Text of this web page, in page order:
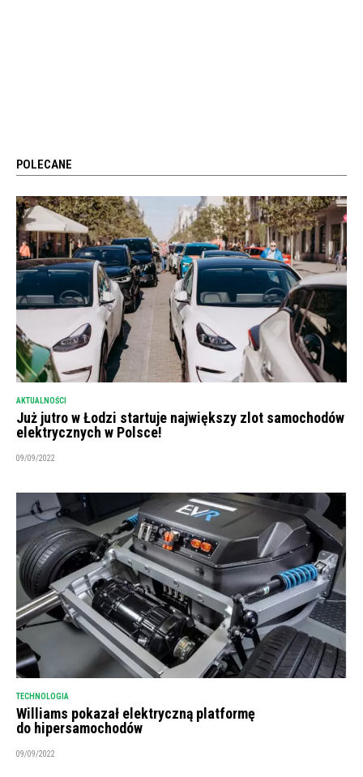
POLECANE
AKTUALNOŚCI
Już jutro w Łodzi startuje największy zlot samochodów
elektrycznych w Polsce!
09/09/2022
TECHNOLOGIA
Williams pokazał elektryczną platformę
do hipersamochodów
09/09/2022